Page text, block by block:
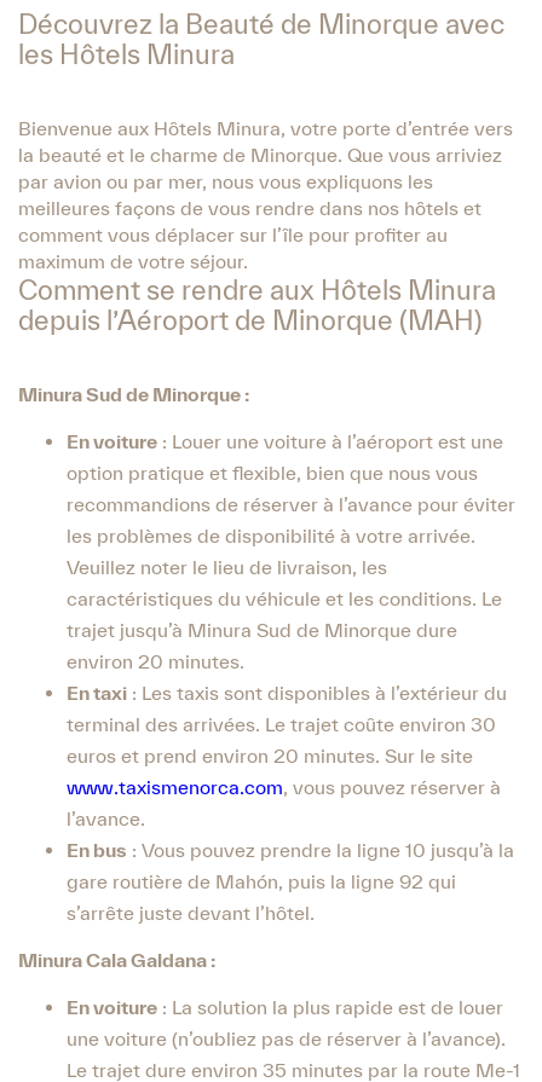
Découvrez la Beauté de Minorque avec
les Hôtels Minura
Bienvenue aux Hôtels Minura, votre porte d’entrée vers
la beauté et le charme de Minorque. Que vous arriviez
par avion ou par mer, nous vous expliquons les
meilleures façons de vous rendre dans nos hôtels et
comment vous déplacer sur l’île pour profiter au
maximum de votre séjour.
Comment se rendre aux Hôtels Minura
depuis l’Aéroport de Minorque (MAH)
Minura Sud de Minorque :
En voiture : Louer une voiture à l’aéroport est une
option pratique et flexible, bien que nous vous
recommandions de réserver à l’avance pour éviter
les problèmes de disponibilité à votre arrivée.
Veuillez noter le lieu de livraison, les
caractéristiques du véhicule et les conditions. Le
trajet jusqu’à Minura Sud de Minorque dure
environ 20 minutes.
En taxi : Les taxis sont disponibles à l’extérieur du
terminal des arrivées. Le trajet coûte environ 30
euros et prend environ 20 minutes. Sur le site
www.taxismenorca.com, vous pouvez réserver à
l’avance.
En bus : Vous pouvez prendre la ligne 10 jusqu’à la
gare routière de Mahón, puis la ligne 92 qui
s’arrête juste devant l’hôtel.
Minura Cala Galdana :
En voiture : La solution la plus rapide est de louer
une voiture (n’oubliez pas de réserver à l’avance).
Le trajet dure environ 35 minutes par la route Me-1